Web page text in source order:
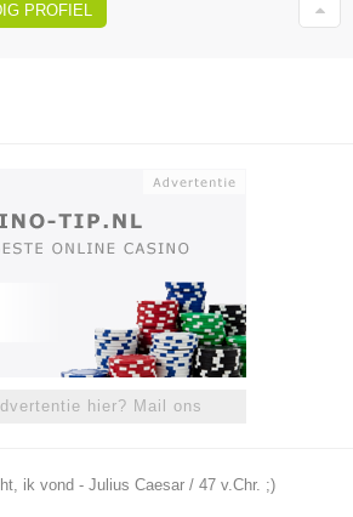
PROFIEL
hier? Mail ons
ik vond - Julius Caesar / 47 v.Chr. ;)